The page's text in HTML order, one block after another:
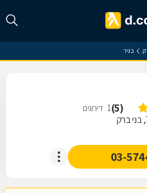
בגיר
(
5
)
1 דירוגים
03-